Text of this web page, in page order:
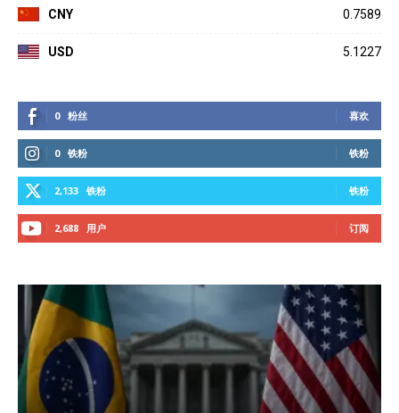
CNY 0.7589
USD 5.1227
0 粉丝 喜欢
0 铁粉 铁粉
2,133 铁粉 铁粉
2,688 用户 订阅